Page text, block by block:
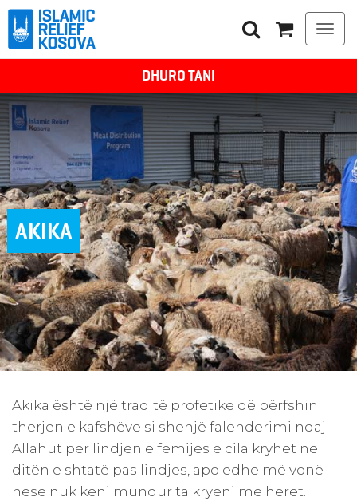
DHURO TANI
AKIKA
Akika është një traditë profetike që përfshin
therjen e kafshëve si shenjë falenderimi ndaj
Allahut për lindjen e fëmijës e cila kryhet në
ditën e shtatë pas lindjes, apo edhe më vonë
nëse nuk keni mundur ta kryeni më herët.